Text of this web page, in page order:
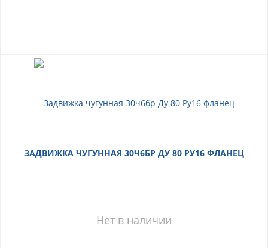
ЗАДВИЖКА ЧУГУННАЯ 30Ч6БР ДУ 80 РУ16 ФЛАНЕЦ
Нет в наличии